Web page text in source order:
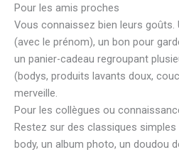
Pour les amis proches
Vous connaissez bien leurs goûts.
(avec le prénom), un bon pour
un panier-cadeau regroupant
(bodys, produits lavants doux,
merveille.
Pour les collègues ou
Restez sur des classiques
body, un album photo, un doudou